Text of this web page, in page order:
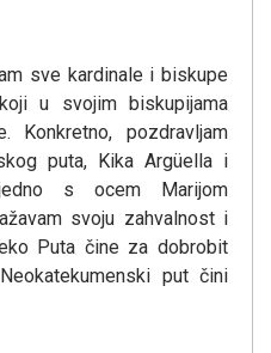
sve kardinale i biskupe
u svojim biskupijama
Konkretno, pozdravljam
puta, Kika Argüella i
s ocem Marijom
svoju zahvalnost i
Puta čine za dobrobit
put čini